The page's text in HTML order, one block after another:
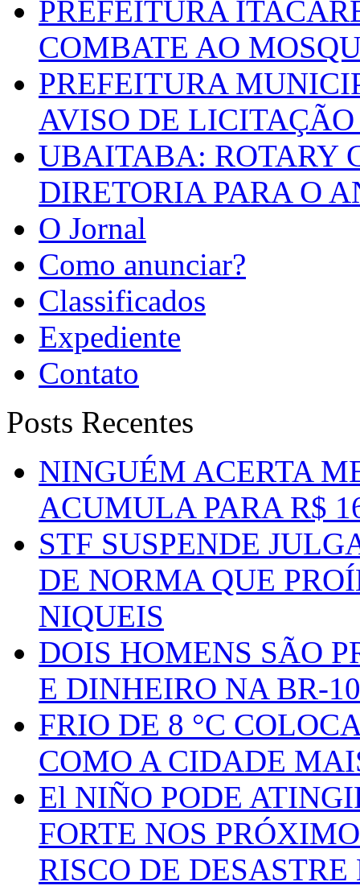
PREFEITURA
COMBATE AO
PREFEITURA
AVISO DE LICITAÇÃO
UBAITABA: ROTARY
DIRETORIA PARA O
O Jornal
Como anunciar?
Classificados
Expediente
Contato
Posts Recentes
NINGUÉM ACERTA
ACUMULA PARA R$
STF SUSPENDE
DE NORMA QUE
NIQUEIS
DOIS HOMENS SÃO
E DINHEIRO NA BR-
FRIO DE 8 °C
COMO A CIDADE
El NIÑO PODE
FORTE NOS
RISCO DE